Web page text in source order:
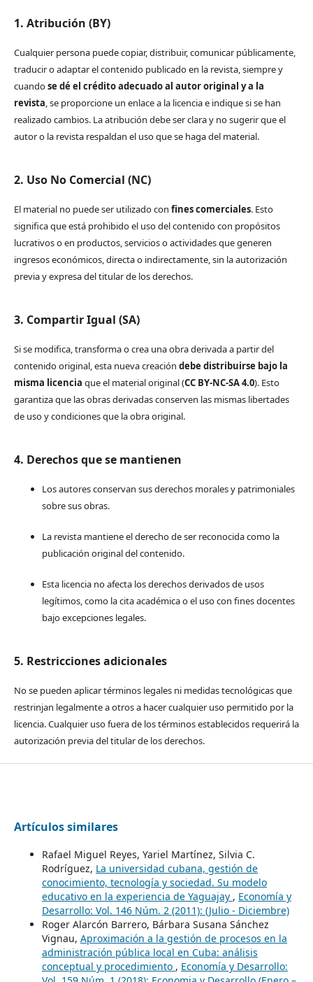
1. Atribución (BY)
Cualquier persona puede copiar, distribuir, comunicar públicamente,
traducir o adaptar el contenido publicado en la revista, siempre y
cuandose dé el crédito adecuado al autor original y a la
revista, se proporcione un enlace a la licencia e indique si se han
realizado cambios. La atribución debe ser clara y no sugerir que el
autor o la revista respaldan el uso que se haga del material.
2. Uso No Comercial (NC)
El material no puede ser utilizado con fines comerciales. Esto
significa que está prohibido el uso del contenido con propósitos
lucrativos o en productos, servicios o actividades que generen
ingresos económicos, directa o indirectamente, sin la autorización
previa y expresa del titular de los derechos.
3. Compartir Igual (SA)
Si se modifica, transforma o crea una obra derivada a partir del
contenido original, esta nueva creación debe distribuirse bajo la
misma licencia que el material original (CC BY-NC-SA 4.0). Esto
garantiza que las obras derivadas conserven las mismas libertades
de uso y condiciones que la obra original.
4. Derechos que se mantienen
Los autores conservan sus derechos morales y patrimoniales
sobre sus obras.
La revista mantiene el derecho de ser reconocida como la
publicación original del contenido.
Esta licencia no afecta los derechos derivados de usos
legítimos, como la cita académica o el uso con fines docentes
bajo excepciones legales.
5. Restricciones adicionales
No se pueden aplicar términos legales ni medidas tecnológicas que
restrinjan legalmente a otros a hacer cualquier uso permitido por la
licencia. Cualquier uso fuera de los términos establecidos requerirá la
autorización previa del titular de los derechos.
Artículos similares
Rafael Miguel Reyes, Yariel Martínez, Silvia C.
Rodríguez, La universidad cubana, gestión de
conocimiento, tecnología y sociedad. Su modelo
educativo en la experiencia de Yaguajay , Economía y
Desarrollo: Vol. 146 Núm. 2 (2011): (Julio - Diciembre)
Roger Alarcón Barrero, Bárbara Susana Sánchez
Vignau, Aproximación a la gestión de procesos en la
administración pública local en Cuba: análisis
conceptual y procedimiento , Economía y Desarrollo: